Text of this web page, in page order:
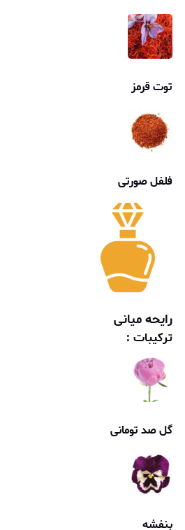
توت قرمز
فلفل صورتی
رایحه میانی
ترکیبات :
گل صد تومانی
بنفشه